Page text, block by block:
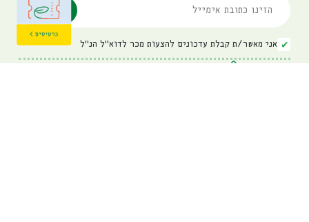
אני מאשר/ת קבלת עדכונים להצעות מכר לדוא"ל הנ"ל